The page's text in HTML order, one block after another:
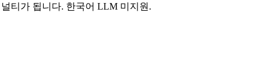
티가 됩니다. 한국어 LLM 미지원.